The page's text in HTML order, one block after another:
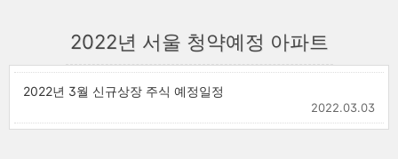
2022년 서울 청약예정 아파트
2022년 3월 신규상장 주식 예정일정
2022.03.03